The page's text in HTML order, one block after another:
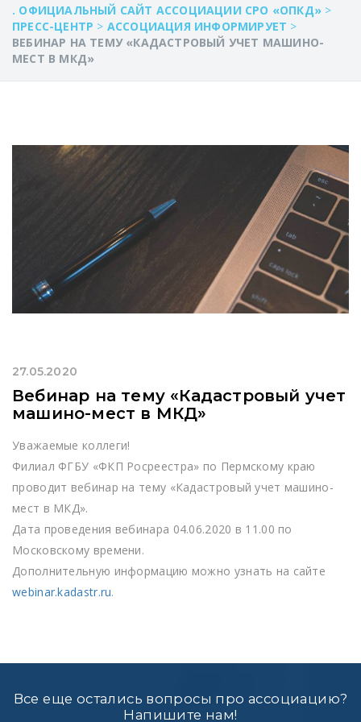
. ОФИЦИАЛЬНЫЙ САЙТ АССОЦИАЦИИ СРО «ОПКД» >
ПРЕСС-ЦЕНТР > АССОЦИАЦИЯ ИНФОРМИРУЕТ >
ВЕБИНАР НА ТЕМУ «КАДАСТРОВЫЙ УЧЕТ МАШИНО-
МЕСТ В МКД»
27.05.2020
Вебинар на тему «Кадастровый учет
машино-мест в МКД»
Уважаемые коллеги!
Филиал ФГБУ «ФКП Росреестра» по Пермскому краю
проводит вебинар на тему «Кадастровый учет машино-
мест в МКД».
Дата проведения вебинара 04.06.2020 в 11.00 по
Московскому времени.
Дополнительную информацию можно узнать на сайте
webinar.kadastr.ru.
Все еще остались вопросы про ассоциацию?
Напишите нам!